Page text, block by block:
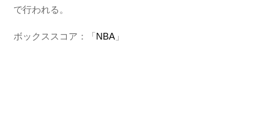
で行われる。
ボックススコア：「NBA 」